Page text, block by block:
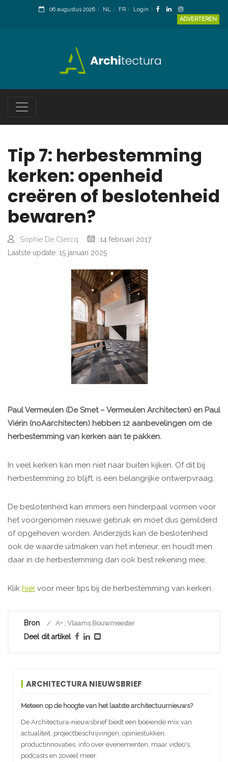
06 augustus 2026 NL FR
Login
ADVERTEREN
Tip 7: herbestemming
kerken: openheid
creëren of beslotenheid
bewaren?
Sophie De Clercq
14 februari 2017
Laatste update: 15 januari 2025
Paul Vermeulen (De Smet – Vermeulen Architecten) en Paul
Viérin (noAarchitecten) hebben 12 aanbevelingen om de
herbestemming van kerken aan te pakken.
In veel kerken kan men niet naar buiten kijken. Of dit bij
herbestemming zo blijft, is een belangrijke ontwerpvraag.
De beslotenheid kan immers een hinderpaal vormen voor
het voorgenomen nieuwe gebruik en moet dus gemilderd
of opgeheven worden. Anderzijds kan de beslotenheid
ook de waarde uitmaken van het interieur, en houdt men
daar in de herbestemming dan ook best rekening mee.
Klik hier voor meer tips bij de herbestemming van kerken.
Bron A+ ; Vlaams Bouwmeester
Deel dit artikel
ARCHITECTURA NIEUWSBRIEF
Meteen op de hoogte van het laatste architectuurnieuws?
De Architectura-nieuwsbrief biedt een boeiende mix van
actualiteit, projectbeschrijvingen, opiniestukken,
productinnovaties, info over evenementen, maar video's,
podcasts en zoveel meer.